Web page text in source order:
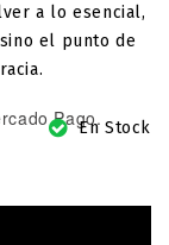
a lo esencial,
el punto de
En Stock
Pago.